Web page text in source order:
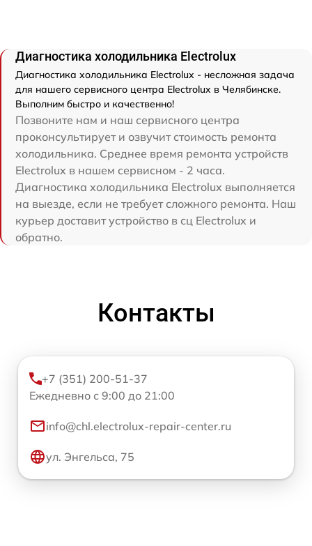
Диагностика холодильника Electrolux
Диагностика холодильника Electrolux - несложная задача
для нашего сервисного центра Electrolux в Челябинске.
Выполним быстро и качественно!
Позвоните нам и наш сервисного центра
проконсультирует и озвучит стоимость ремонта
холодильника. Среднее время ремонта устройств
Electrolux в нашем сервисном - 2 часа.
Диагностика холодильника Electrolux выполняется
на выезде, если не требует сложного ремонта. Наш
курьер доставит устройство в сц Electrolux и
обратно.
Контакты
+7 (351) 200-51-37
Ежедневно с 9:00 до 21:00
info@chl.electrolux-repair-center.ru
ул. Энгельса, 75